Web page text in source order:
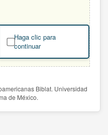
Haga clic para
continuar
Biblat. Universidad
de México.